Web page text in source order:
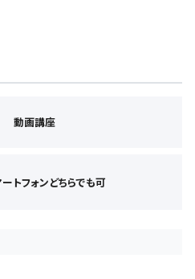
動画講座
トフォンどちらでも可